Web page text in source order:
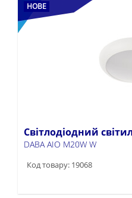
НОВЕ
Світлодіодний
DABA AIO M20W W
Код товару: 19068